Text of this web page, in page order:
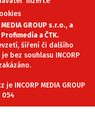
GROUP s.r.o., a
a ČTK.
šíření či dalšího
bez souhlasu INCORP
INCORP MEDIA GROUP
054